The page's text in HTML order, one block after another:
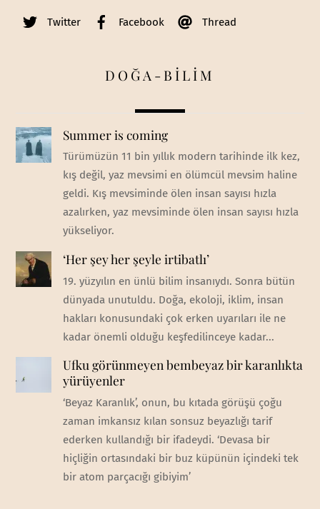
Twitter Facebook Thread
DOĞA-BİLİM
Summer is coming
Türümüzün 11 bin yıllık modern tarihinde ilk kez,
kış değil, yaz mevsimi en ölümcül mevsim haline
geldi. Kış mevsiminde ölen insan sayısı hızla
azalırken, yaz mevsiminde ölen insan sayısı hızla
yükseliyor.
‘Her şey her şeyle irtibatlı’
19. yüzyılın en ünlü bilim insanıydı. Sonra bütün
dünyada unutuldu. Doğa, ekoloji, iklim, insan
hakları konusundaki çok erken uyarıları ile ne
kadar önemli olduğu keşfedilinceye kadar...
Ufku görünmeyen bembeyaz bir karanlıkta
yürüyenler
‘Beyaz Karanlık’, onun, bu kıtada görüşü çoğu
zaman imkansız kılan sonsuz beyazlığı tarif
ederken kullandığı bir ifadeydi. ‘Devasa bir
hiçliğin ortasındaki bir buz küpünün içindeki tek
bir atom parçacığı gibiyim’